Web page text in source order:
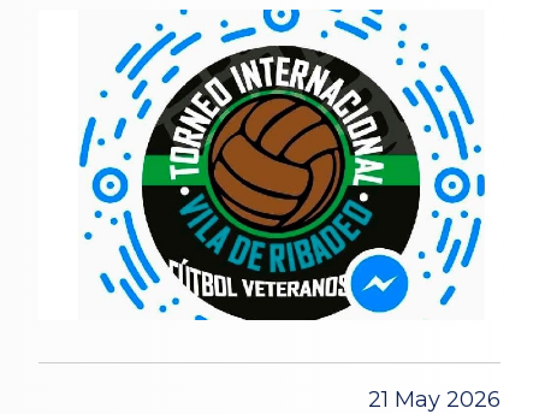
21 May 2026